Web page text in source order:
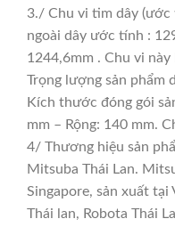
3./ Chu vi tim dây (ước
ngoài dây ước tính :
1244,6mm . Chu vi
Trọng lượng sản phẩm
Kích thước đóng gói
mm – Rộng: 140 mm.
4/ Thương hiệu sản
Mitsuba Thái Lan.
Singapore, sản xuất
Thái lan, Robota Thái